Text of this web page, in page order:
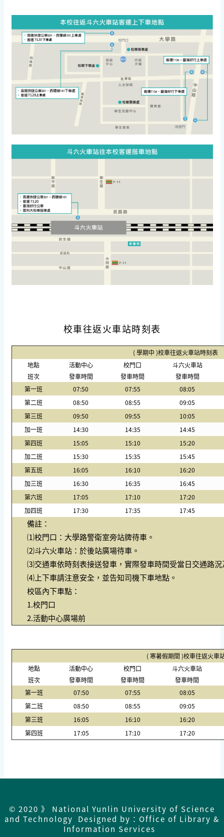
校車往返火車站時刻表
( 學期中 )校車往返火車站時刻
地點
活動中心 校門口
斗六火車站
班次
發車時間 發車時間
發車時間
第一班
07:50 07:55
08:05
第二班
08:50 08:55
09:05
第三班
09:50 09:55
10:05
加一班
14:30 14:35
14:45
第四班
15:05 15:10
15:20
加二班
15:30 15:35
15:45
第五班
16:05 16:10
16:20
加三班
16:30 16:35
16:45
第六班
17:05 17:10
17:20
加四班
17:30 17:35 17:45
備註：
⑴校門口：大學路警衛室旁站牌待車。
⑵斗六火車站：於後站廣場待車。
⑶交通車依時刻表接送發車，實際發車時間受當日交通路況
⑷上下車請注意安全，並告知司機下車地點。
校區內下車點：
1.校門口
2.活動中心廣場前
( 寒暑假期間 )校車往返火
地點
活動中心 校門口
斗六火車站
班次
發車時間 發車時間
發車時間
第一班
07:50 07:55
08:05
第二班
08:50 08:55
09:05
第三班
16:05 16:10
16:20
第四班
17:05 17:10 17:20
© 2020 》 National Yunlin University of Science
and Technology Designed by：Office of Library &
Information Services